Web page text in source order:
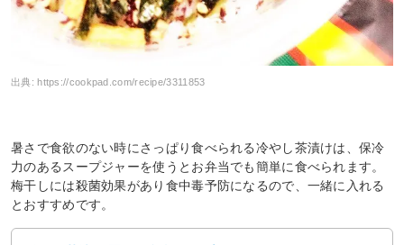
出典: https://cookpad.com/recipe/3311853
暑さで食欲のない時にさっぱり食べられる冷やし茶漬けは、保冷
力のあるスープジャーを使うとお弁当でも簡単に食べられます。
梅干しには殺菌効果があり食中毒予防になるので、一緒に入れる
とおすすめです。